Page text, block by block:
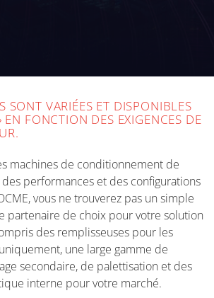
SONT VARIÉES ET DISPONIBLES
EN FONCTION DES EXIGENCES DE
machines de conditionnement de
performances et des configurations
vous ne trouverez pas un simple
partenaire de choix pour votre solution
des remplisseuses pour les
une large gamme de
secondaire, de palettisation et des
interne pour votre marché.